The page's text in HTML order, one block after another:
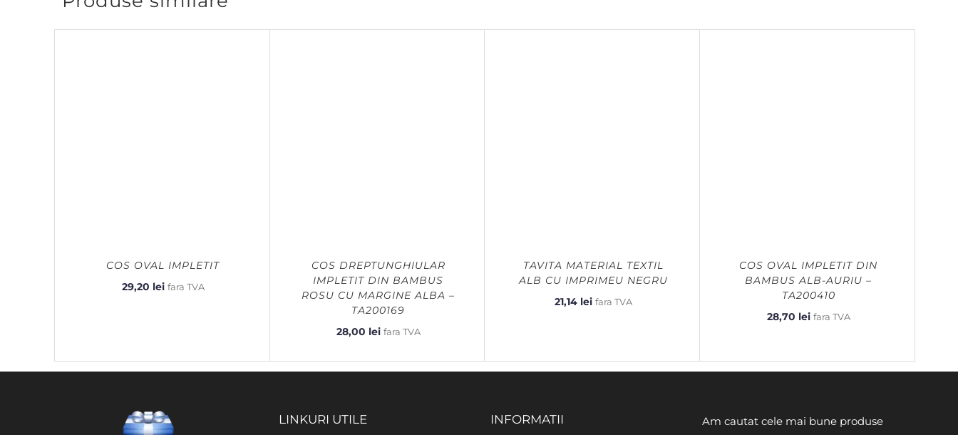
COS OVAL IMPLETIT
29,20 lei fara TVA
COS DREPTUNGHIULAR
IMPLETIT DIN BAMBUS
ROSU CU MARGINE ALBA –
TA200169
28,00 lei fara TVA
TAVITA MATERIAL TEXTIL
ALB CU IMPRIMEU NEGRU
21,14 lei fara TVA
COS OVAL IMPLETIT DIN
BAMBUS ALB-AURIU –
TA200410
28,70 lei fara TVA
LINKURI UTILE INFORMATII
Am cautat cele mai bune produse